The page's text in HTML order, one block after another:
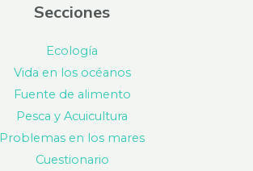
Secciones
Ecología
Vida en los océanos
Fuente de alimento
Pesca y Acuicultura
Problemas en los mares
Cuestionario